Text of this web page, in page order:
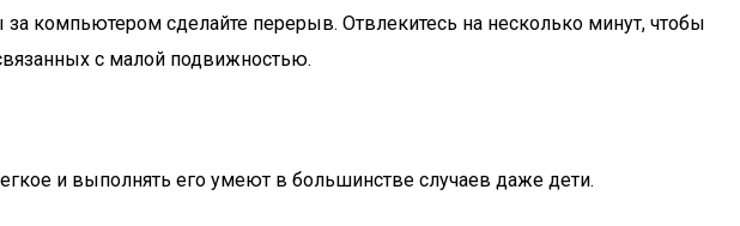
компьютером сделайте перерыв. Отвлекитесь на несколько минут, чтобы
с малой подвижностью.
и выполнять его умеют в большинстве случаев даже дети.